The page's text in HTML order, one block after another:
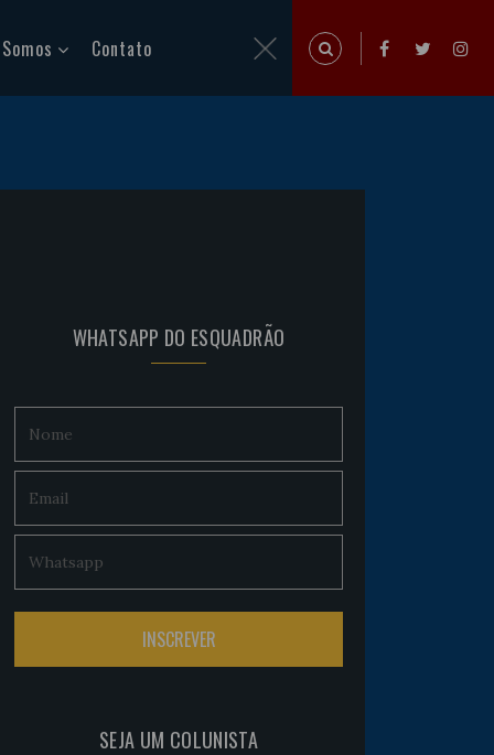
Contato
WHATSAPP DO ESQUADRÃO
SEJA UM COLUNISTA